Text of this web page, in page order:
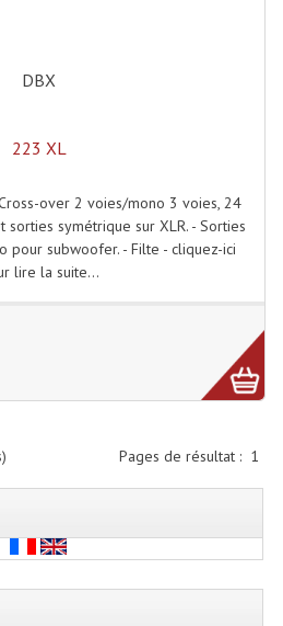
Cd À Plats
À Plats Lecteur MP3
Cd Mixage Intégrée
Cassettes
DBX
223 XL
over 2 voies/mono 3 voies, 24
sorties symétrique sur XLR. - Sorties
pour subwoofer. - Filte - cliquez-ici
lire la suite...
Pages de résultat : 1